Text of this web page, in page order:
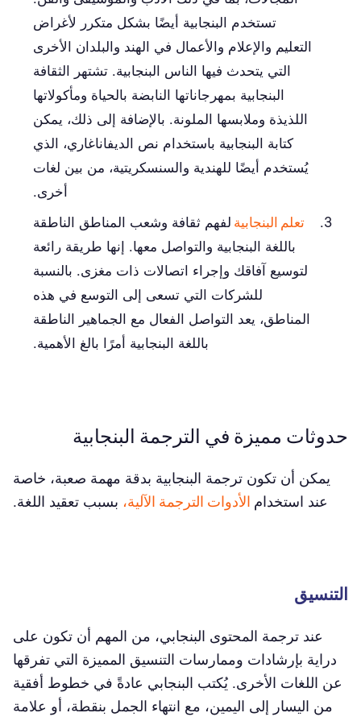
تستخدم البنجابية أيضًا بشكل متكرر لأغراض
التعليم والإعلام والأعمال في الهند والبلدان الأخرى
التي يتحدث فيها الناس البنجابية. تشتهر الثقافة
البنجابية بمهرجاناتها النابضة بالحياة ومأكولاتها
اللذيذة وملابسها الملونة. بالإضافة إلى ذلك، يمكن
كتابة البنجابية باستخدام نص الديفاناغاري، الذي
يُستخدم أيضًا للهندية والسنسكريتية، من بين لغات
أخرى.
تعلم البنجابية لفهم ثقافة وشعب المناطق الناطقة
باللغة البنجابية والتواصل معها. إنها طريقة رائعة
لتوسيع آفاقك وإجراء اتصالات ذات مغزى. بالنسبة
للشركات التي تسعى إلى التوسع في هذه
المناطق، يعد التواصل الفعال مع الجماهير الناطقة
باللغة البنجابية أمرًا بالغ الأهمية.
حدوثات مميزة في الترجمة البنجابية
يمكن أن تكون ترجمة البنجابية بدقة مهمة صعبة، خاصة
عند استخدام الأدوات الترجمة الآلية، بسبب تعقيد اللغة.
التنسيق
عند ترجمة المحتوى البنجابي، من المهم أن تكون على
دراية بإرشادات وممارسات التنسيق المميزة التي تفرقها
عن اللغات الأخرى. يُكتب البنجابي عادةً في خطوط أفقية
من اليسار إلى اليمين، مع انتهاء الجمل بنقطة، أو علامة